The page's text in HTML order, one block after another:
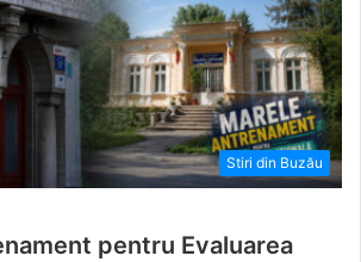
Stiri din Buzău
pentru Evaluarea